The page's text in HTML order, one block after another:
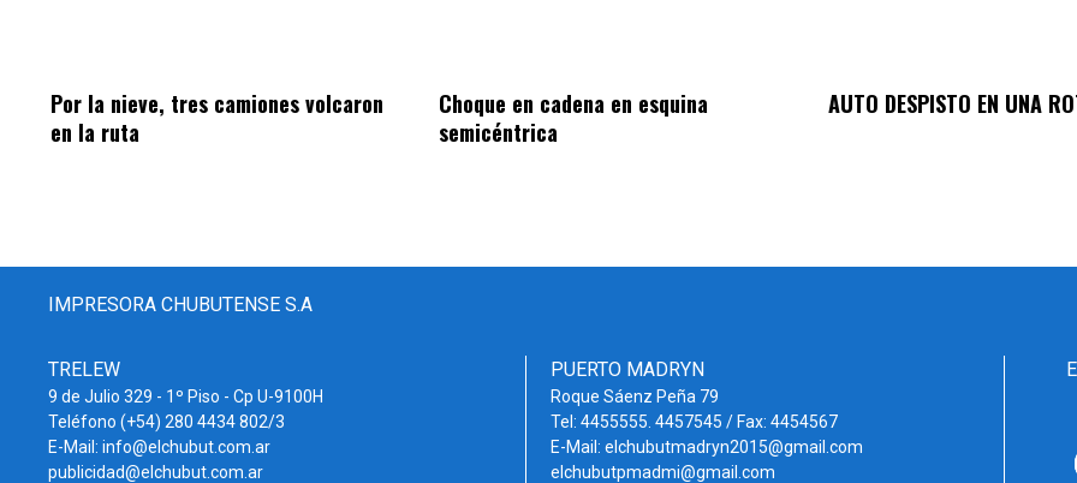
Por la nieve, tres camiones volcaron
en la ruta
Choque en cadena en esquina
semicéntrica
AUTO DESPISTO EN UNA
IMPRESORA CHUBUTENSE S.A
TRELEW
9 de Julio 329 - 1º Piso - Cp U-9100H
Teléfono (+54) 280 4434 802/3
E-Mail: info@elchubut.com.ar
publicidad@elchubut.com.ar
PUERTO MADRYN
Roque Sáenz Peña 79
Tel: 4455555. 4457545 / Fax: 4454567
E-Mail: elchubutmadryn2015@gmail.com
elchubutpmadmi@gmail.com